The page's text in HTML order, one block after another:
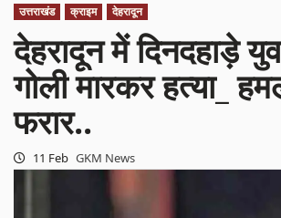
उत्तराखंड क्राइम देहरादून
देहरादून में दिनदहाड़े
गोली मारकर हत्या_
फरार..
11 Feb GKM News